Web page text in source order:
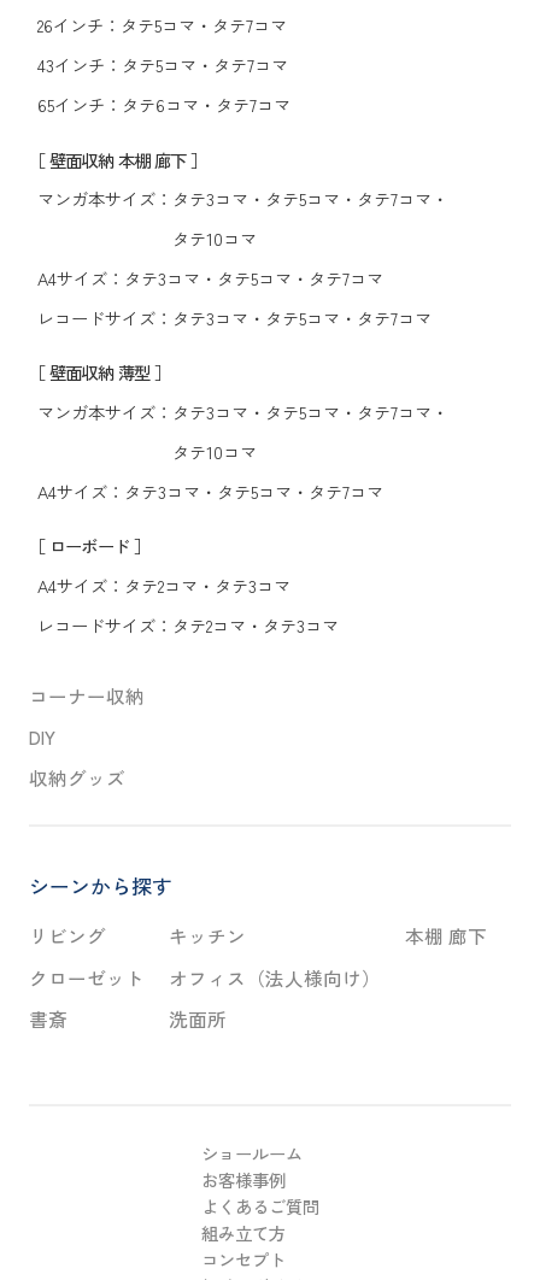
コーナー収納
DIY
収納グッズ
26インチ： タテ5コマ ・ タテ7コマ
43インチ： タテ5コマ ・ タテ7コマ
65インチ： タテ6コマ ・ タテ7コマ
［ 壁面収納 本棚 廊下 ］
マンガ本サイズ： タテ3コマ ・ タテ5コマ ・ タテ7コマ ・
タテ10コマ
A4サイズ： タテ3コマ ・ タテ5コマ ・ タテ7コマ
レコードサイズ： タテ3コマ ・ タテ5コマ ・ タテ7コマ
［ 壁面収納 薄型 ］
マンガ本サイズ： タテ3コマ ・ タテ5コマ ・ タテ7コマ ・
タテ10コマ
A4サイズ： タテ3コマ ・ タテ5コマ ・ タテ7コマ
［ ローボード ］
A4サイズ： タテ2コマ ・ タテ3コマ
レコードサイズ： タテ2コマ ・ タテ3コマ
シーンから探す
リビング
クローゼット
書斎
キッチン
オフィス（法人様向け）
洗面所
本棚 廊下
ショールーム
お客様事例
よくあるご質問
組み立て方
コンセプト